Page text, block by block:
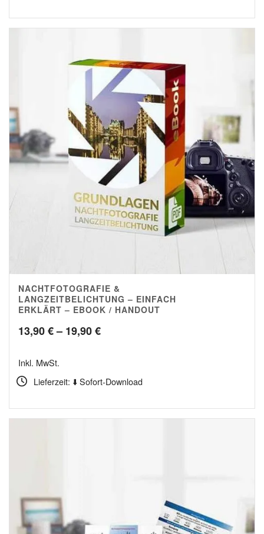
4.80
NACHTFOTOGRAFIE &
LANGZEITBELICHTUNG – EINFACH
ERKLÄRT – EBOOK / HANDOUT
13,90€– 19,90€Preisspanne:
19,90 €
Inkl. MwSt.
Lieferzeit: ⬇️ Sofort-Download